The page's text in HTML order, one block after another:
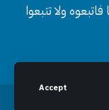
Accept
ولا تتبعوا